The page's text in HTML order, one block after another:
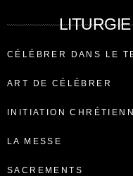
CÉLÉBRER DANS LE
ART DE CÉLÉBRER
INITIATION
LA MESSE
SACREMENTS